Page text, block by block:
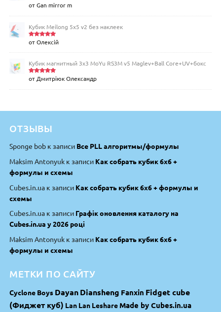
Оценка
от Gan mirror m
Кубик Meilong 5x5 v2 без наклеек
Оценка5
от Олексій
Кубик магнитный 3х3 MoYu RS3M v5 Maglev+Ball Core+UV+бокс
Оценка5
от Дмитріюк Олександр
ОТЗЫВЫ
Sponge bob к записи Все PLL алгоритмы/формулы
Maksim Antonyuk к записи Как собрать кубик 6х6 +
формулы и схемы
Cubes.in.ua к записи Как собрать кубик 6х6 + формулы и
схемы
Cubes.in.ua к записи Графік оновлення каталогу на
Cubes.in.ua у 2026 році
Maksim Antonyuk к записи Как собрать кубик 6х6 +
формулы и схемы
МЕТКИ ПО САЙТУ
Cyclone Boys DayanDiansheng Fanxin Fidget cube
(Фиджет куб) Lan Lan Leshare Made by Cubes.in.ua